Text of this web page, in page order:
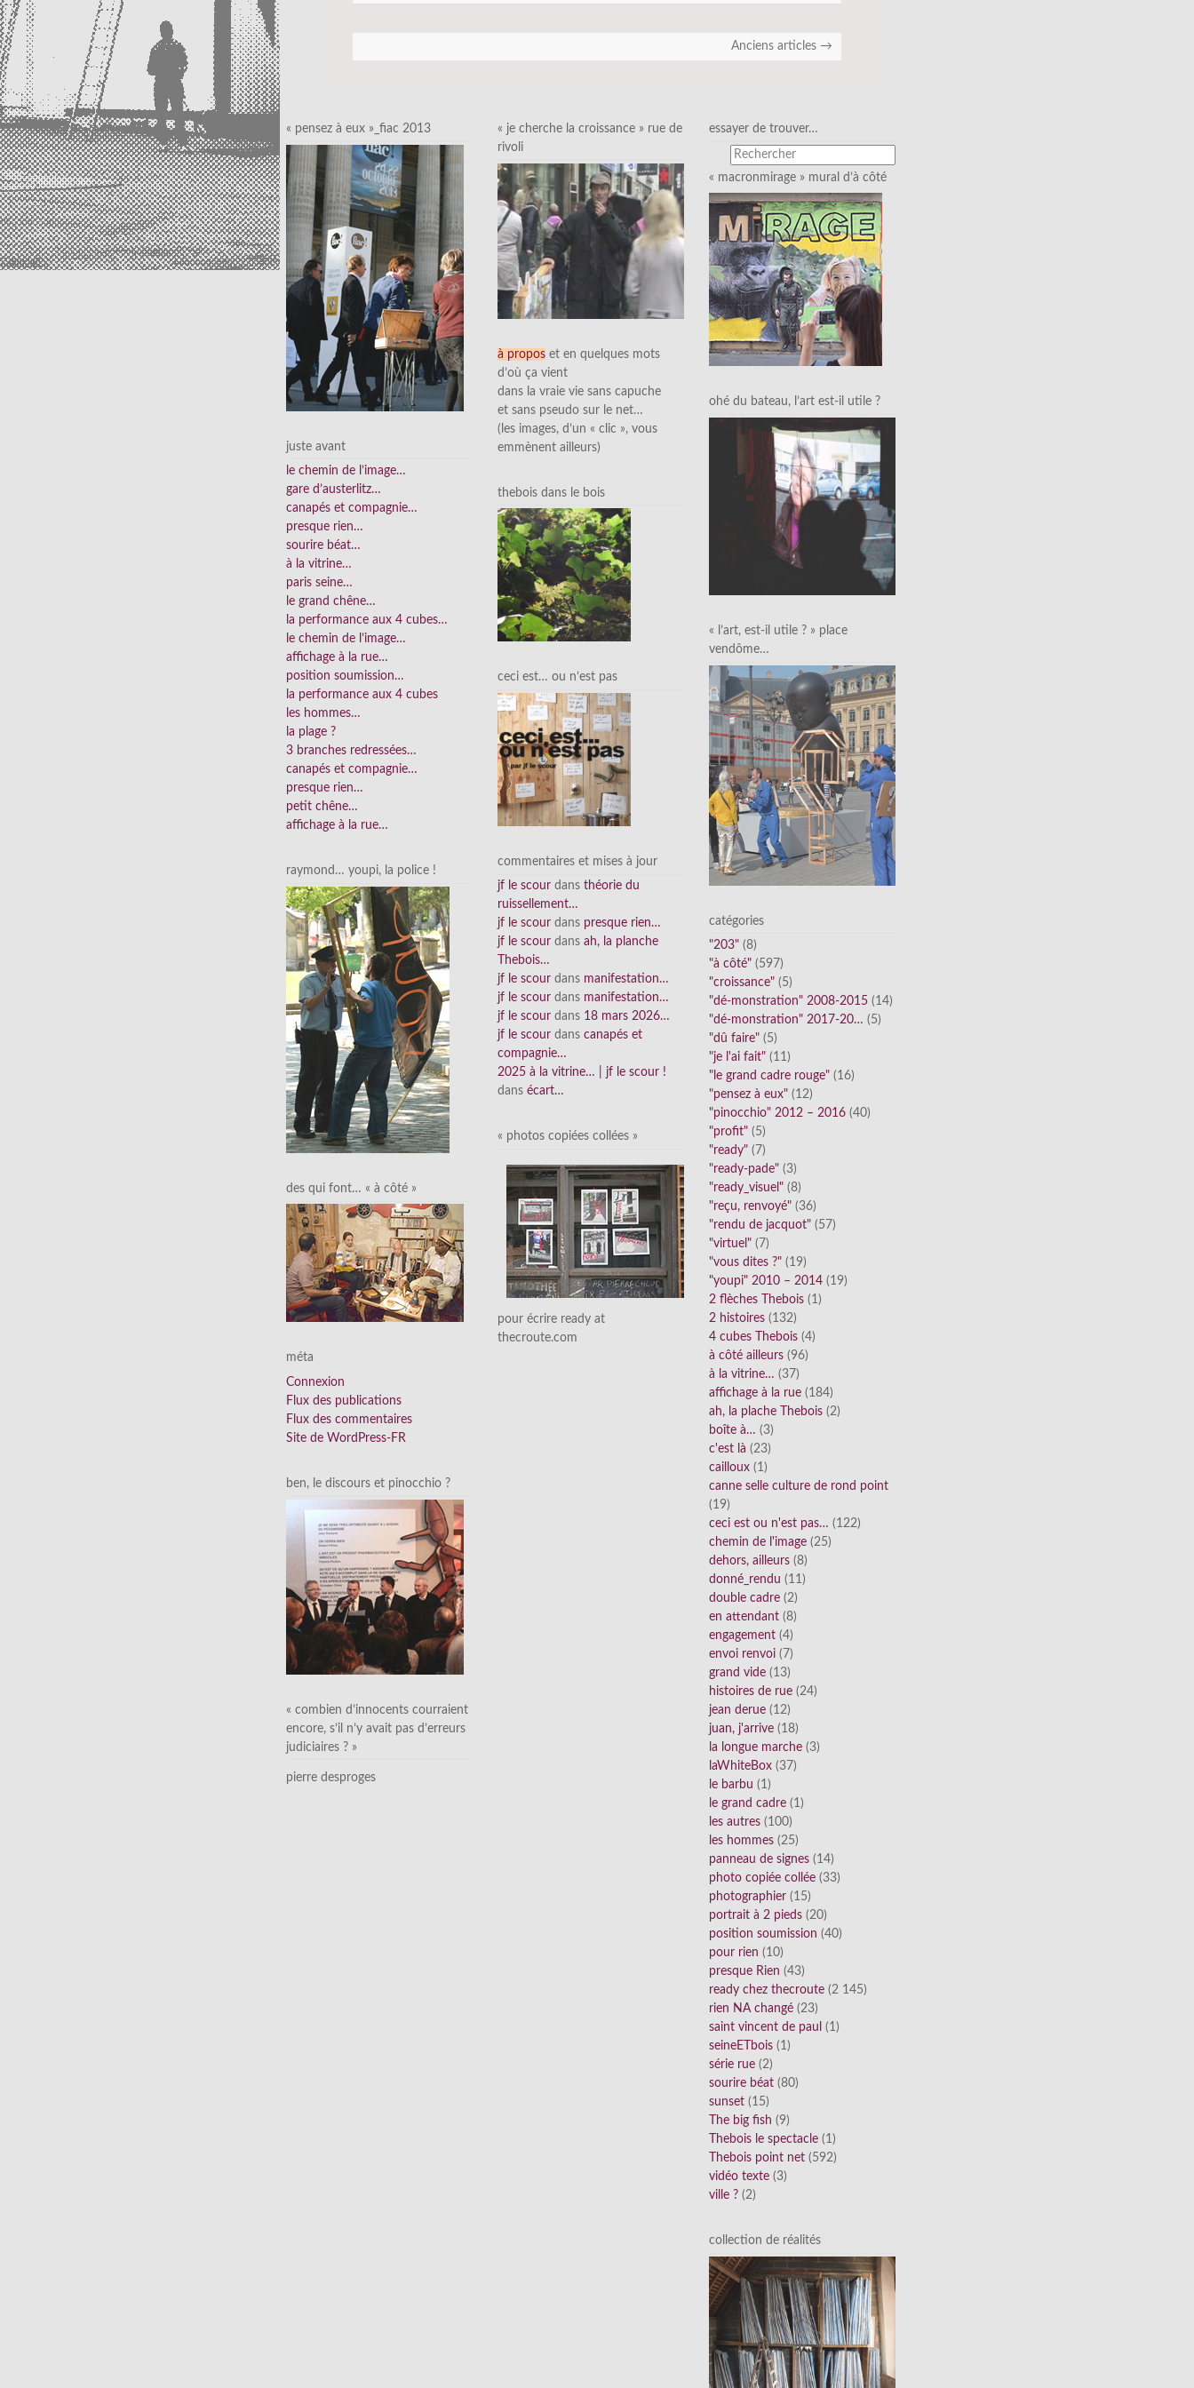
Anciens articles →
« pensez à eux »_fiac 2013
juste avant
le chemin de l’image…
gare d’austerlitz…
canapés et compagnie…
presque rien…
sourire béat…
à la vitrine…
paris seine…
le grand chêne…
la performance aux 4 cubes…
le chemin de l’image…
affichage à la rue…
position soumission…
la performance aux 4 cubes
les hommes…
la plage ?
3 branches redressées…
canapés et compagnie…
presque rien…
petit chêne…
affichage à la rue…
raymond… youpi, la police !
des qui font… « à côté »
méta
Connexion
Flux des publications
Flux des commentaires
Site de WordPress-FR
ben, le discours et pinocchio ?
« combien d’innocents courraient
encore, s’il n’y avait pas d’erreurs
judiciaires ? »
pierre desproges
« je cherche la croissance » rue de
rivoli
à propos et en quelques mots
d’où ça vient
dans la vraie vie sans capuche
et sans pseudo sur le net…
(les images, d’un « clic », vous
emmènent ailleurs)
thebois dans le bois
ceci est… ou n’est pas
commentaires et mises à jour
jf le scour dans théorie du
ruissellement…
jf le scour dans presque rien…
jf le scour dans ah, la planche
Thebois…
jf le scour dans manifestation…
jf le scour dans manifestation…
jf le scour dans 18 mars 2026…
jf le scour dans canapés et
compagnie…
2025 à la vitrine… | jf le scour !
dans écart…
« photos copiées collées »
pour écrire ready at
thecroute.com
essayer de trouver…
« macronmirage » mural d’à côté
ohé du bateau, l’art est-il utile ?
« l’art, est-il utile ? » place
vendôme…
catégories
"203" (8)
"à côté" (597)
"croissance" (5)
"dé-monstration" 2008-2015 (14)
"dé-monstration" 2017-20… (5)
"dû faire" (5)
"je l'ai fait" (11)
"le grand cadre rouge" (16)
"pensez à eux" (12)
"pinocchio" 2012 – 2016 (40)
"profit" (5)
"ready" (7)
"ready-pade" (3)
"ready_visuel" (8)
"reçu, renvoyé" (36)
"rendu de jacquot" (57)
"virtuel" (7)
"vous dites ?" (19)
"youpi" 2010 – 2014 (19)
2 flèches Thebois (1)
2 histoires (132)
4 cubes Thebois (4)
à côté ailleurs (96)
à la vitrine… (37)
affichage à la rue (184)
ah, la plache Thebois (2)
boîte à… (3)
c'est là (23)
cailloux (1)
canne selle culture de rond point
(19)
ceci est ou n'est pas… (122)
chemin de l'image (25)
dehors, ailleurs (8)
donné_rendu (11)
double cadre (2)
en attendant (8)
engagement (4)
envoi renvoi (7)
grand vide (13)
histoires de rue (24)
jean derue (12)
juan, j'arrive (18)
la longue marche (3)
laWhiteBox (37)
le barbu (1)
le grand cadre (1)
les autres (100)
les hommes (25)
panneau de signes (14)
photo copiée collée (33)
photographier (15)
portrait à 2 pieds (20)
position soumission (40)
pour rien (10)
presque Rien (43)
ready chez thecroute (2 145)
rien NA changé (23)
saint vincent de paul (1)
seineETbois (1)
série rue (2)
sourire béat (80)
sunset (15)
The big fish (9)
Thebois le spectacle (1)
Thebois point net (592)
vidéo texte (3)
ville ? (2)
collection de réalités